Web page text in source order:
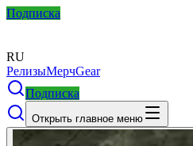
Подписка
RU
РелизыМерчGear
Подписка
Открыть главное меню